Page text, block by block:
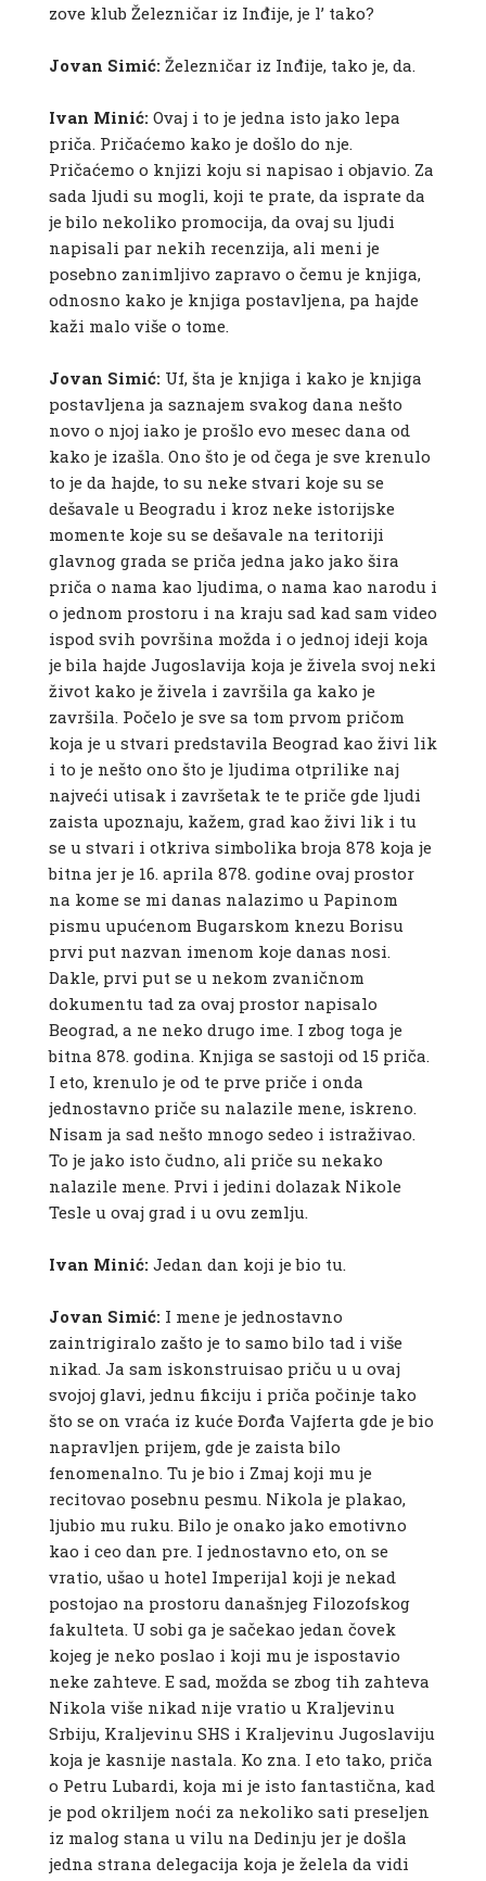
zove klub Železničar iz Inđije, je l’ tako?
Jovan Simić:Železničar iz Inđije, tako je, da.
Ivan Minić:Ovaj i to je jedna isto jako lepa
priča. Pričaćemo kako je došlo do nje.
Pričaćemo o knjizi koju si napisao i objavio. Za
sada ljudi su mogli, koji te prate, da isprate da
je bilo nekoliko promocija, da ovaj su ljudi
napisali par nekih recenzija, ali meni je
posebno zanimljivo zapravo o čemu je knjiga,
odnosno kako je knjiga postavljena, pa hajde
kaži malo više o tome.
Jovan Simić:Uf, šta je knjiga i kako je knjiga
postavljena ja saznajem svakog dana nešto
novo o njoj iako je prošlo evo mesec dana od
kako je izašla. Ono što je od čega je sve krenulo
to je da hajde, to su neke stvari koje su se
dešavale u Beogradu i kroz neke istorijske
momente koje su se dešavale na teritoriji
glavnog grada se priča jedna jako jako šira
priča o nama kao ljudima, o nama kao narodu i
o jednom prostoru i na kraju sad kad sam video
ispod svih površina možda i o jednoj ideji koja
je bila hajde Jugoslavija koja je živela svoj neki
život kako je živela i završila ga kako je
završila. Počelo je sve sa tom prvom pričom
koja je u stvari predstavila Beograd kao živi lik
i to je nešto ono što je ljudima otprilike naj
najveći utisak i završetak te te priče gde ljudi
zaista upoznaju, kažem, grad kao živi lik i tu
se u stvari i otkriva simbolika broja 878 koja je
bitna jer je 16. aprila 878. godine ovaj prostor
na kome se mi danas nalazimo u Papinom
pismu upućenom Bugarskom knezu Borisu
prvi put nazvan imenom koje danas nosi.
Dakle, prvi put se u nekom zvaničnom
dokumentu tad za ovaj prostor napisalo
Beograd, a ne neko drugo ime. I zbog toga je
bitna 878. godina. Knjiga se sastoji od 15 priča.
I eto, krenulo je od te prve priče i onda
jednostavno priče su nalazile mene, iskreno.
Nisam ja sad nešto mnogo sedeo i istraživao.
To je jako isto čudno, ali priče su nekako
nalazile mene. Prvi i jedini dolazak Nikole
Tesle u ovaj grad i u ovu zemlju.
Ivan Minić:Jedan dan koji je bio tu.
Jovan Simić:I mene je jednostavno
zaintrigiralo zašto je to samo bilo tad i više
nikad. Ja sam iskonstruisao priču u u ovaj
svojoj glavi, jednu fikciju i priča počinje tako
što se on vraća iz kuće Đorđa Vajferta gde je bio
napravljen prijem, gde je zaista bilo
fenomenalno. Tu je bio i Zmaj koji mu je
recitovao posebnu pesmu. Nikola je plakao,
ljubio mu ruku. Bilo je onako jako emotivno
kao i ceo dan pre. I jednostavno eto, on se
vratio, ušao u hotel Imperijal koji je nekad
postojao na prostoru današnjeg Filozofskog
fakulteta. U sobi ga je sačekao jedan čovek
kojeg je neko poslao i koji mu je ispostavio
neke zahteve. E sad, možda se zbog tih zahteva
Nikola više nikad nije vratio u Kraljevinu
Srbiju, Kraljevinu SHS i Kraljevinu Jugoslaviju
koja je kasnije nastala. Ko zna. I eto tako, priča
o Petru Lubardi, koja mi je isto fantastična, kad
je pod okriljem noći za nekoliko sati preseljen
iz malog stana u vilu na Dedinju jer je došla
jedna strana delegacija koja je želela da vidi